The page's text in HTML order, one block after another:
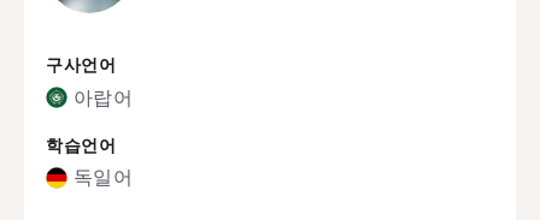
구사언어
아랍어
학습언어
독일어